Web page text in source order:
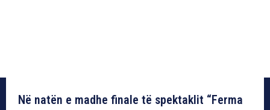
Në natën e madhe finale të spektaklit “Ferma